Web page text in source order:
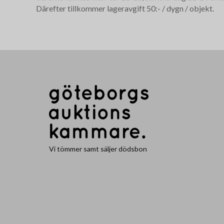
Därefter tillkommer lageravgift 50:- / dygn / objekt.
Vi tömmer samt säljer dödsbon